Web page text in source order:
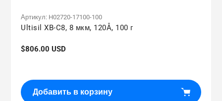
Артикул: H02720-17100-100
Ultisil XB-C8, 8 мкм, 120Å, 100 г
Обычная
$806.00 USD
Добавить в корзину